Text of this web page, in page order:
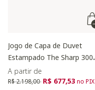
Jogo de Capa de Duvet
Estampado The Sharp 300
fios
A partir de
Preço reduzido de
R$ 2.198,00 para
R$ 677,53no PIX